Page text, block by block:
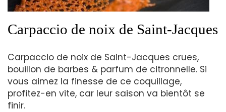
Carpaccio de noix de Saint-Jacques
Carpaccio de noix de Saint-Jacques crues,
bouillon de barbes & parfum de citronnelle. Si
vous aimez la finesse de ce coquillage,
profitez-en vite, car leur saison va bientôt se
finir.